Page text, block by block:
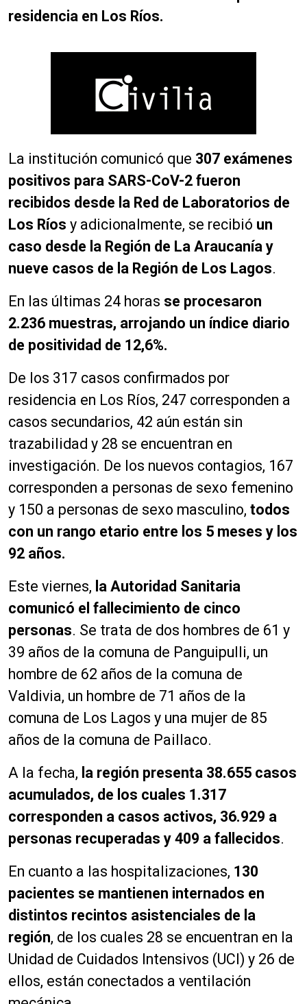
residencia en Los Ríos.
La institución comunicó que 307 exámenes
positivos para SARS-CoV-2 fueron
recibidos desde la Red de Laboratorios de
Los Ríos y adicionalmente, se recibió un
caso desde la Región de La Araucanía y
nueve casos de la Región de Los Lagos.
En las últimas 24 horas se procesaron
2.236 muestras, arrojando un índice diario
de positividad de 12,6%.
De los 317 casos confirmados por
residencia en Los Ríos, 247 corresponden a
casos secundarios, 42 aún están sin
trazabilidad y 28 se encuentran en
investigación. De los nuevos contagios, 167
corresponden a personas de sexo femenino
y 150 a personas de sexo masculino, todos
con un rango etario entre los 5 meses y los
92 años.
Este viernes, la Autoridad Sanitaria
comunicó el fallecimiento de cinco
personas. Se trata de dos hombres de 61 y
39 años de la comuna de Panguipulli, un
hombre de 62 años de la comuna de
Valdivia, un hombre de 71 años de la
comuna de Los Lagos y una mujer de 85
años de la comuna de Paillaco.
A la fecha, la región presenta 38.655 casos
acumulados, de los cuales 1.317
corresponden a casos activos, 36.929 a
personas recuperadas y 409 a fallecidos.
En cuanto a las hospitalizaciones, 130
pacientes se mantienen internados en
distintos recintos asistenciales de la
región, de los cuales 28 se encuentran en la
Unidad de Cuidados Intensivos (UCI) y 26 de
ellos, están conectados a ventilación